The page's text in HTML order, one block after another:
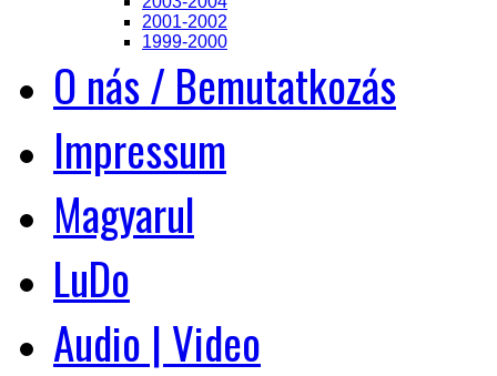
2001-2002
1999-2000
O nás / Bemutatkozás
Impressum
Magyarul
LuDo
Audio | Video